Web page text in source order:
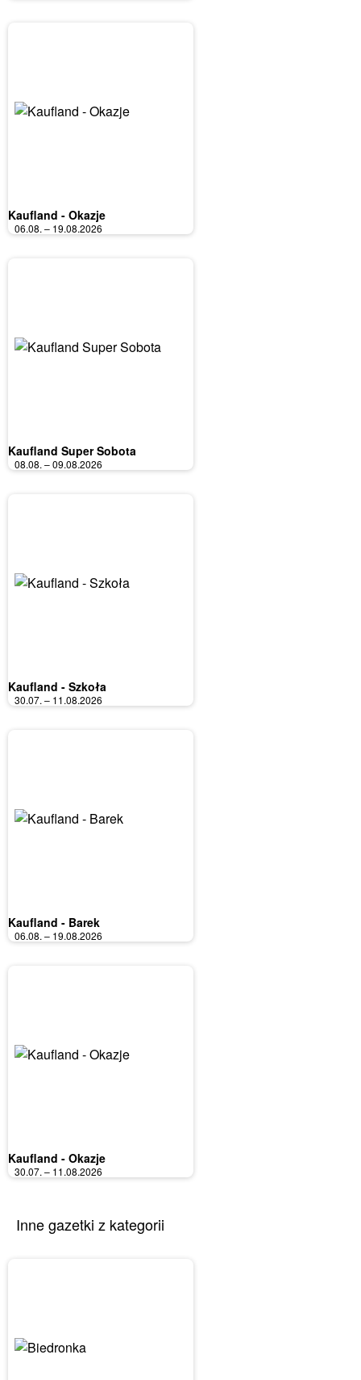
Kaufland - Okazje
06.08. – 19.08.2026
Kaufland Super Sobota
08.08. – 09.08.2026
Kaufland - Szkoła
30.07. – 11.08.2026
Kaufland - Barek
06.08. – 19.08.2026
Kaufland - Okazje
30.07. – 11.08.2026
Inne gazetki z kategorii